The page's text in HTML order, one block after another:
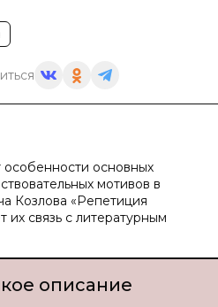
особенности основных
мотивов в
Козлова «Репетиция
их связь с литературным
описание